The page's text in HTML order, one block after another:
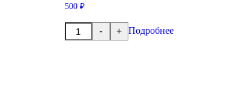
500 ₽
-
Количество
товара
+ Подробнее